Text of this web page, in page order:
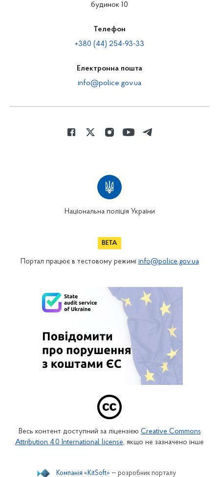
будинок 10
Телефон
+380 (44) 254-93-33
Електронна пошта
info@police.gov.ua
Національна поліція України
Портал працює в тестовому режимі info@police.gov.ua
Весь контент доступний за ліцензією Creative Commons
Attribution 4.0 International license, якщо не зазначено інше
Компанія «KitSoft» — розробник порталу